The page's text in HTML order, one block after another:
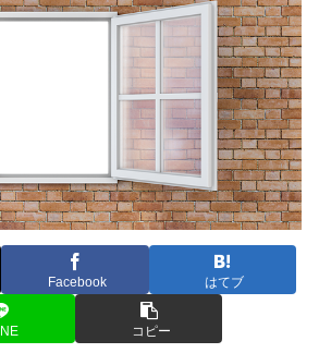
Facebook はてブ
コピー